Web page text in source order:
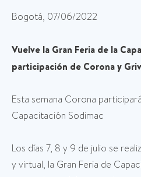
Bogotá, 07/06/2022
Vuelve la Gran Feria de la
participación de Corona y
Esta semana Corona
Capacitación Sodimac
Los días 7, 8 y 9 de julio se
y virtual, la Gran Feria de